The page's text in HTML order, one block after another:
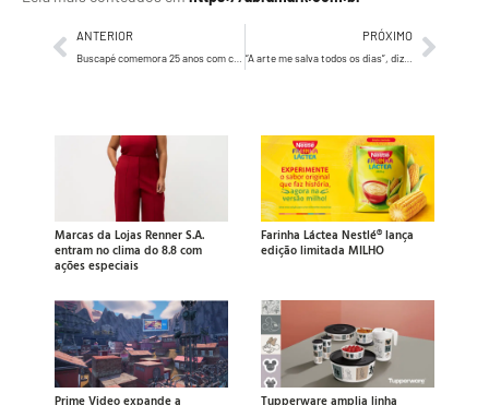
ANTERIOR PRÓXIMO
“A arte me salva todos os dias”, diz Bárbara Goy, a artista de todas as cores
Marcas da Lojas Renner S.A.
entram no clima do 8.8 com
ações especiais
Farinha Láctea Nestlé® lança
edição limitada MILHO
Prime Video expande a
Tupperware amplia linha